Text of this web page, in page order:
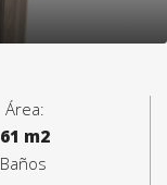
Área:
61 m2
Baños